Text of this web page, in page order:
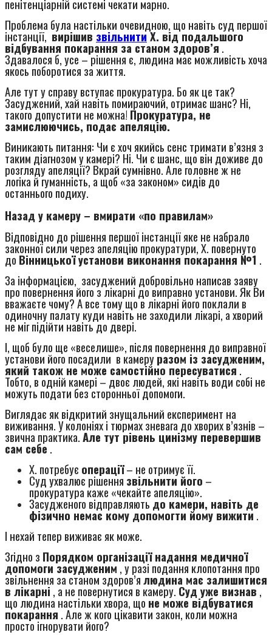
пенітенціарній системі чекати марно.
Проблема була настільки очевидною, що навіть суд першої
інстанції, вирішив звільнитиХ. від подальшого
відбування покарання за станом здоров’я .
Здавалося б, усе – рішення є, людина має можливість хоча
якось поборотися за життя.
Але тут у справу вступає прокуратура. Бо як це так?
Засуджений, хай навіть помираючий, отримає шанс? Ні,
такого допустити не можна! Прокуратура, не
замислюючись, подає апеляцію.
Виникають питання: Чи є хоч якийсь сенс тримати в’язня з
таким діагнозом у камері? Ні. Чи є шанс, що він доживе до
розгляду апеляції? Вкрай сумнівно. Але головне ж не
логіка й гуманність, а щоб «за законом» сидів до
останнього подиху.
Назад у камеру – вмирати «по правилам»
Відповідно до рішення першої інстанції яке не набрало
законної сили через апеляцію прокуратури, Х. повернуто
до Вінницької установи виконання покарання №1 .
За інформацією, засуджений добровільно написав заяву
про повернення його з лікарні до виправно установи. Як Ви
вважаєте чому? А все тому що в лікарні його поклали в
одиночну палату куди навіть не заходили лікарі, а хворий
не міг підійти навіть до двері.
І, щоб було ще «веселише», після повернення до виправної
установи його посадили в камеруразом із засудженим,
який також не може самостійно пересуватися .
Тобто, в одній камері – двоє людей, які навіть води собі не
можуть подати без сторонньої допомоги.
Виглядає як відкритий знущальний експеримент на
виживання. У колоніях і тюрмах зневага до хворих в’язнів –
звична практика.Але тут рівень цинізму перевершив
сам себе .
Х. потребує операції– не отримує її.
Суд ухвалює рішення звільнити його –
прокуратура каже «чекайте апеляцію».
Засудженого відправляють до камери, навіть де
фізично немає кому допомогти йому вижити .
І нехай тепер виживає як може.
Згідно з Порядком організації надання медичної
допомоги засудженим , у разі подання клопотання про
звільнення за станом здоров’ялюдина має залишитися
в лікарні , а не повернутися в камеру. Суд уже визнав ,
що людина настільки хвора, що не може відбуватися
покарання . Але ж кого цікавити закон, коли можна
просто ігнорувати його?